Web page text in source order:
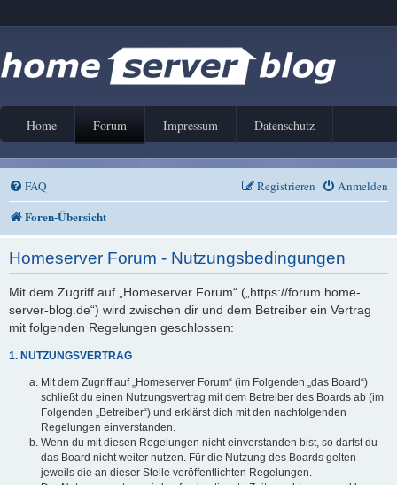
Home Forum Impressum Datenschutz
FAQ Anmelden
Registrieren
Foren-Übersicht
Homeserver Forum - Nutzungsbedingungen
Mit dem Zugriff auf „Homeserver Forum“ („https://forum.home-
server-blog.de“) wird zwischen dir und dem Betreiber ein Vertrag
mit folgenden Regelungen geschlossen:
1. NUTZUNGSVERTRAG
Mit dem Zugriff auf „Homeserver Forum“ (im Folgenden „das Board“)
schließt du einen Nutzungsvertrag mit dem Betreiber des Boards ab (im
Folgenden „Betreiber“) und erklärst dich mit den nachfolgenden
Regelungen einverstanden.
Wenn du mit diesen Regelungen nicht einverstanden bist, so darfst du
das Board nicht weiter nutzen. Für die Nutzung des Boards gelten
jeweils die an dieser Stelle veröffentlichten Regelungen.